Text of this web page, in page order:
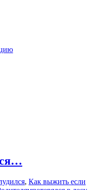
, Как выжить если